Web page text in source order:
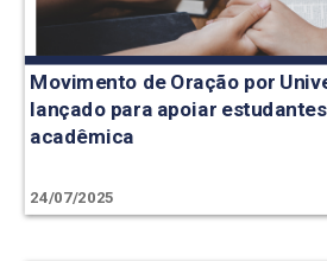
Movimento de Oração por
lançado para apoiar
acadêmica
24/07/2025